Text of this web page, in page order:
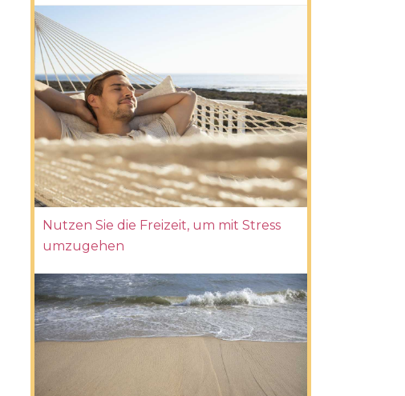
Nutzen Sie die Freizeit, um mit Stress
umzugehen